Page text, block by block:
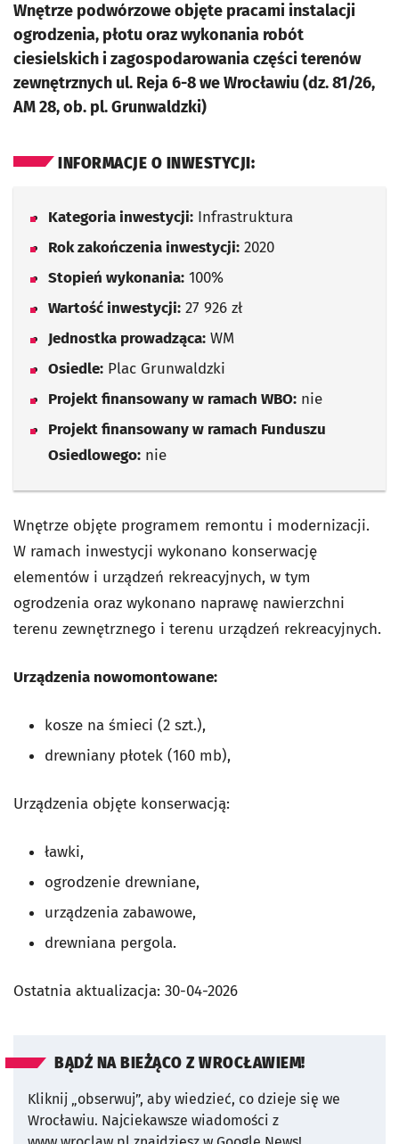
Wnętrze podwórzowe objęte pracami instalacji
ogrodzenia, płotu oraz wykonania robót
ciesielskich i zagospodarowania części terenów
zewnętrznych ul. Reja 6-8 we Wrocławiu (dz. 81/26,
AM 28, ob. pl. Grunwaldzki)
INFORMACJE O INWESTYCJI:
Kategoria inwestycji: Infrastruktura
Rok zakończenia inwestycji: 2020
Stopień wykonania: 100%
Wartość inwestycji: 27 926 zł
Jednostka prowadząca: WM
Osiedle: Plac Grunwaldzki
Projekt finansowany w ramach WBO: nie
Projekt finansowany w ramach Funduszu
Osiedlowego: nie
Wnętrze objęte programem remontu i modernizacji.
W ramach inwestycji wykonano konserwację
elementów i urządzeń rekreacyjnych, w tym
ogrodzenia oraz wykonano naprawę nawierzchni
terenu zewnętrznego i terenu urządzeń rekreacyjnych.
Urządzenia nowomontowane:
kosze na śmieci (2 szt.),
drewniany płotek (160 mb),
Urządzenia objęte konserwacją:
ławki,
ogrodzenie drewniane,
urządzenia zabawowe,
drewniana pergola.
Ostatnia aktualizacja: 30-04-2026
BĄDŹ NA BIEŻĄCO Z WROCŁAWIEM!
Kliknij „obserwuj”, aby wiedzieć, co dzieje się we
Wrocławiu. Najciekawsze wiadomości z